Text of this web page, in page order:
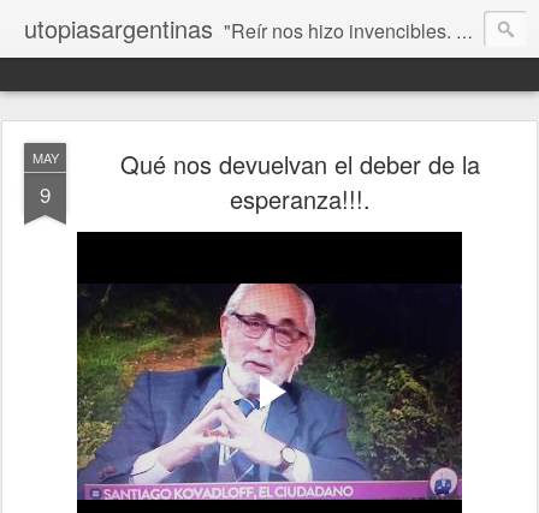
utopiasargentinas "Reír nos hizo invencibles. No como los que siempre ganan, sino como aquellos que no se rinden”. Frida Kahlo
MAY
9
Qué nos devuelvan el deber de la
esperanza!!!.